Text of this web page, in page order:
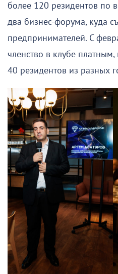
более 120 резидентов по
два бизнес-форума, куда
предпринимателей. С
членство в клубе
40 резидентов из разных